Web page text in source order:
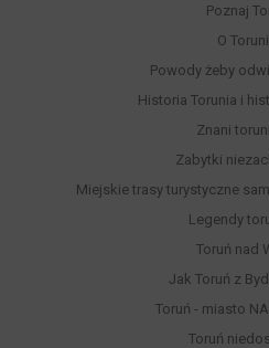
Poznaj
O
Powody żeby
Historia Torunia i
Znani
Zabytki
Miejskie trasy turystyczne
Legendy
Toruń nad
Jak Toruń z
Toruń - miasto
Toruń